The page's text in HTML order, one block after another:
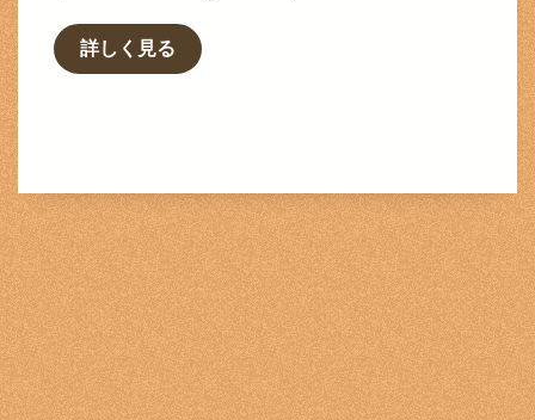
詳しく見る